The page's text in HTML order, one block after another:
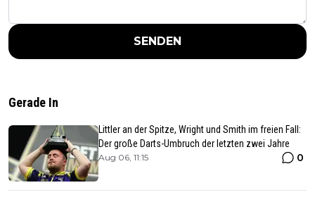
SENDEN
Gerade In
Littler an der Spitze, Wright und Smith im freien Fall:
Der große Darts-Umbruch der letzten zwei Jahre
Aug 06, 11:15 0